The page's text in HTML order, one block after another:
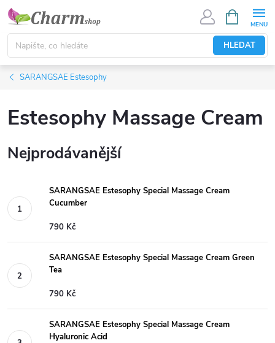
Přejít
obsah
HLEDAT
NÁKUPNÍ
KOŠÍK
SARANGSAE Estesophy
Estesophy Massage Cream
Nejprodávanější
SARANGSAE Estesophy Special Massage Cream
Cucumber
790 Kč
SARANGSAE Estesophy Special Massage Cream Green
Tea
790 Kč
SARANGSAE Estesophy Special Massage Cream
Hyaluronic Acid